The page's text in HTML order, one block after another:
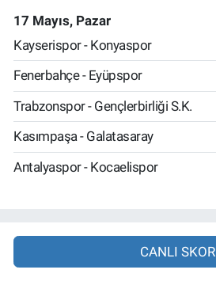
17 Mayıs, Pazar
Kayserispor - Konyaspor
Fenerbahçe - Eyüpspor
Trabzonspor - Gençlerbirliği S.K.
Kasımpaşa - Galatasaray
Antalyaspor - Kocaelispor
CANLI SKOR